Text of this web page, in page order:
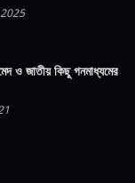
ও জাতীয় কিছু গনমাধ্যমের